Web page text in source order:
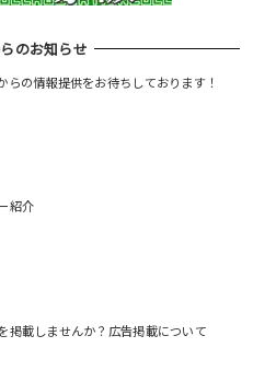
のお知らせ
らの情報提供をお待ちしております！
紹介
掲載しませんか？広告掲載について